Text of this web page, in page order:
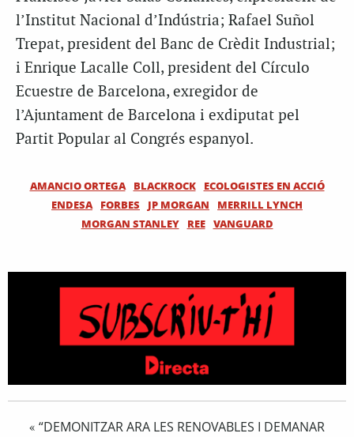
l’Institut Nacional d’Indústria; Rafael Suñol
Trepat, president del Banc de Crèdit Industrial;
i Enrique Lacalle Coll, president del Círculo
Ecuestre de Barcelona, exregidor de
l’Ajuntament de Barcelona i exdiputat pel
Partit Popular al Congrés espanyol.
AMANCIO ORTEGA BLACKROCK
ECOLOGISTES EN ACCIÓ
ENDESA
FORBES JP MORGAN
MERRILL LYNCH
MORGAN STANLEY
REE VANGUARD
« “DEMONITZAR ARA LES RENOVABLES I DEMANAR